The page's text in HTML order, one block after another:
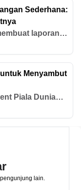
langkah
Sederhana:
laporan
tepat.
membuat,
ini!
Menyambut
Piala Dunia
pada
termasuk
yanglain.